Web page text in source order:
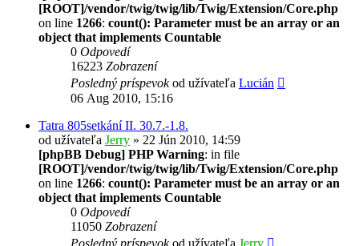
[ROOT]/vendor/twig/twig/lib/Twig/Extension/Core.php
on line 1266: count(): Parameter must be an array or an
object that implements Countable
0 Odpovedí
16223 Zobrazení
Posledný príspevokod užívateľa Lucián
06 Aug 2010, 15:16
Tatra 805setkání II. 30.7.-1.8.
od užívateľa Jerry » 22 Jún 2010, 14:59
[phpBB Debug] PHP Warning: in file
[ROOT]/vendor/twig/twig/lib/Twig/Extension/Core.php
on line 1266: count(): Parameter must be an array or an
object that implements Countable
0 Odpovedí
11050 Zobrazení
Posledný príspevokod užívateľa Jerry